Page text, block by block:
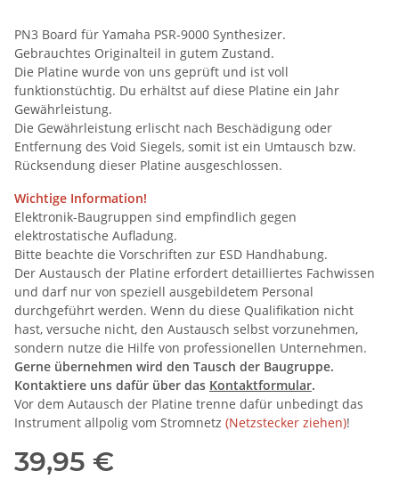
PN3 Board für Yamaha PSR-9000 Synthesizer.
Gebrauchtes Originalteil in gutem Zustand.
Die Platine wurde von uns geprüft und ist voll
funktionstüchtig. Du erhältst auf diese Platine ein Jahr
Gewährleistung.
Die Gewährleistung erlischt nach Beschädigung oder
Entfernung des Void Siegels, somit ist ein Umtausch bzw.
Rücksendung dieser Platine ausgeschlossen.
Wichtige Information!
Elektronik-Baugruppen sind empfindlich gegen
elektrostatische Aufladung.
Bitte beachte die Vorschriften zur ESD Handhabung.
Der Austausch der Platine erfordert detailliertes Fachwissen
und darf nur von speziell ausgebildetem Personal
durchgeführt werden. Wenn du diese Qualifikation nicht
hast, versuche nicht, den Austausch selbst vorzunehmen,
sondern nutze die Hilfe von professionellen Unternehmen.
Gerne übernehmen wird den Tausch der Baugruppe.
Kontaktiere uns dafür über das Kontaktformular.
Vor dem Autausch der Platine trenne dafür unbedingt das
Instrument allpolig vom Stromnetz (Netzstecker ziehen)!
39,95 €